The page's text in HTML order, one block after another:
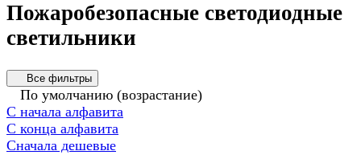
Пожаробезопасные светодиодные
светильники
Все фильтры
По умолчанию (возрастание)
С начала алфавита
С конца алфавита
Сначала дешевые